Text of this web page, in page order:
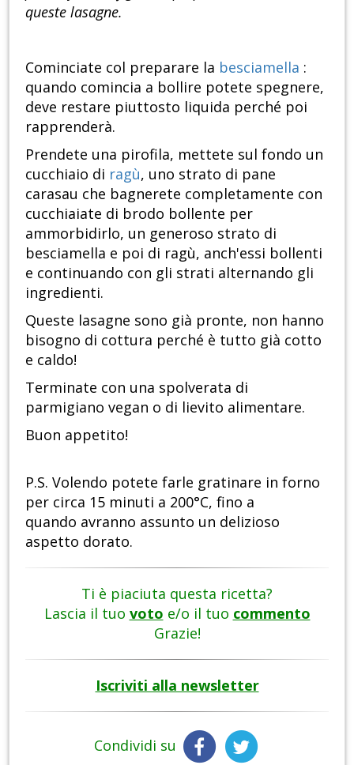
queste lasagne.
Cominciate col preparare la besciamella :
quando comincia a bollire potete spegnere,
deve restare piuttosto liquida perché poi
rapprenderà.
Prendete una pirofila, mettete sul fondo un
cucchiaio di ragù, uno strato di pane
carasau che bagnerete completamente con
cucchiaiate di brodo bollente per
ammorbidirlo, un generoso strato di
besciamella e poi di ragù, anch'essi bollenti
e continuando con gli strati alternando gli
ingredienti.
Queste lasagne sono già pronte, non hanno
bisogno di cottura perché è tutto già cotto
e caldo!
Terminate con una spolverata di
parmigiano vegan o di lievito alimentare.
Buon appetito!
P.S. Volendo potete farle gratinare in forno
per circa 15 minuti a 200°C, fino a
quando avranno assunto un delizioso
aspetto dorato.
Ti è piaciuta questa ricetta?
Lascia il tuo voto e/o il tuo commento
Grazie!
Iscriviti alla newsletter
Condividi su